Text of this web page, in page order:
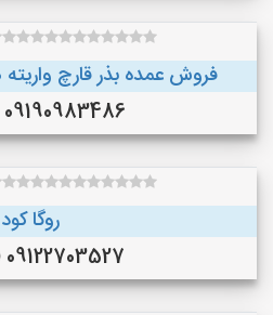
فروش عمده بذر قارچ
09190983486 (ارومیه)
روگا کود
09122703527 (شهریار)